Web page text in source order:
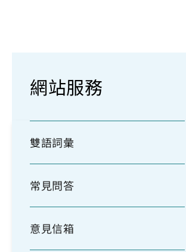
網站服務
雙語詞彙
常見問答
意見信箱